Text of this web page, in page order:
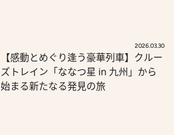
2026.03.30
【感動とめぐり逢う豪華列車】クルー
ズトレイン「ななつ星 in 九州」から
始まる新たなる発見の旅